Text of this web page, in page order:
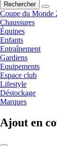
Rechercher
Coupe du Monde
Chaussures
Équipes
Enfants
Entraînement
Gardiens
Equipements
Espace club
Lifestyle
Déstockage
Marques
Ajout en